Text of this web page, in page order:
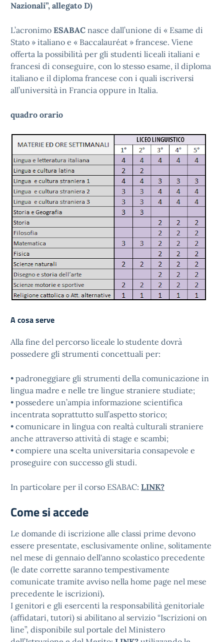
Nazionali”, allegato D)
L’acronimo ESABAC nasce dall’unione di « Esame di
Stato » italiano e « Baccalauréat » francese. Viene
offerta la possibilità per gli studenti liceali italiani e
francesi di conseguire, con lo stesso esame, il diploma
italiano e il diploma francese con i quali iscriversi
all’università in Francia oppure in Italia.
quadro orario
A cosa serve
Alla fine del percorso liceale lo studente dovrà
possedere gli strumenti concettuali per:
• padroneggiare gli strumenti della comunicazione in
lingua madre e nelle tre lingue straniere studiate;
• possedere un’ampia informazione scientifica
incentrata soprattutto sull’aspetto storico;
• comunicare in lingua con realtà culturali straniere
anche attraverso attività di stage e scambi;
• compiere una scelta universitaria consapevole e
proseguire con successo gli studi.
In particolare per il corso ESABAC: LINK?
Come si accede
Le domande di iscrizione alle classi prime devono
essere presentate, esclusivamente online, solitamente
nel mese di gennaio dell'anno scolastico precedente
(le date corrette saranno tempestivamente
comunicate tramite avviso nella home page nel mese
precedente le iscrizioni).
I genitori e gli esercenti la responsabilità genitoriale
(affidatari, tutori) si abilitano al servizio “Iscrizioni on
line”, disponibile sul portale del Ministero